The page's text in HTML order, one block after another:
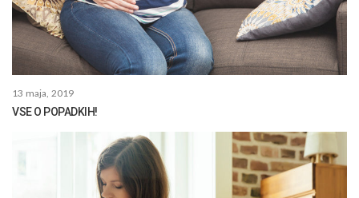
13 maja, 2019
VSE O POPADKIH!